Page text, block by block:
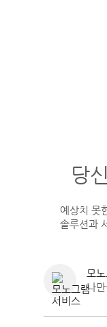
당
예상치 못
솔루션과
모
나